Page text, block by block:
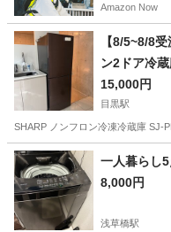
Amazon Now
【8/5~8/8
ン2ドア冷
15,000円
目黒駅
SHARP ノンフロン冷凍冷蔵庫 SJ-
東京 品川区 目黒駅
一人暮らし
8,000円
浅草橋駅